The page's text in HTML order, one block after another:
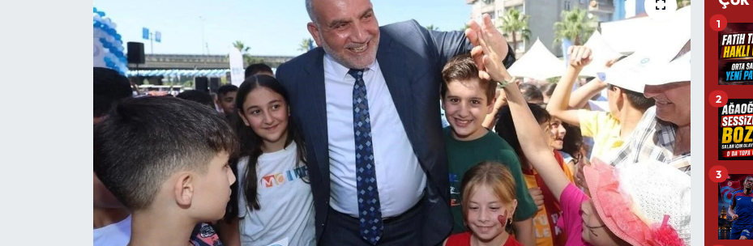
1
2
3
Mektup Galeri
Röportaj
Köşe Yazıları
Karikatür Galeri